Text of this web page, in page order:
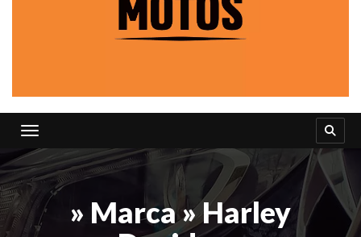
Toggle navigation
» Marca » Harley